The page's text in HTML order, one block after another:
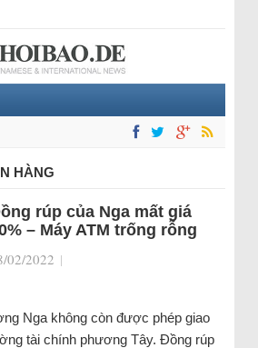
HÀNG
rúp của Nga mất giá
– Máy ATM trống rỗng
02/2022 |
Nga không còn được phép giao
tài chính phương Tây. Đồng rúp